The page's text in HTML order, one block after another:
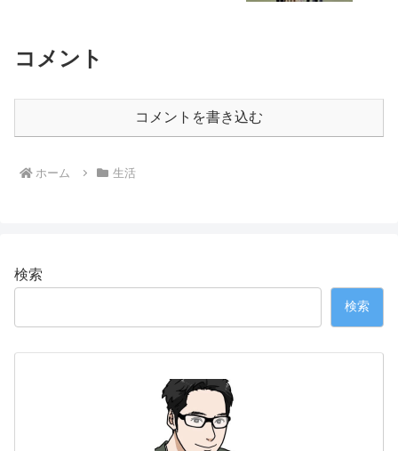
コメント
コメントを書き込む
ホーム 生活
検索
検索